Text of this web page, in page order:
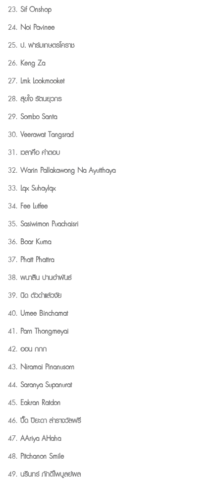
Sif Onshop
Noi Pavinee
ป. ฟาร์มเกษตรโคราช
Keng Za
Lmk Lookmooket
สุขใจ รัตนยุวกร
Sombo Santa
Veerawat Tangsrad
เวลาคือ คำตอบ
Warin Pallakawong Na Ayutthaya
Lqx Suhaylqx
Fee Lutfee
Sasiwimon Puachaisri
Boar Kuma
Phatt Phattra
พนาสิน ปานอำพันธ์
นิด ตัวดำแล้วงัย
Umee Binchamat
Parn Thongmeyai
ออน กกก
Niramai Pinanusorn
Saranya Supanurat
Eakran Ratdon
ปื๊ด ปิยะดา ล่ารางวัลฟรี
AAriya AHaha
Pitchanon Smile
นรินทร์ ภักดีไพบูลย์ผล